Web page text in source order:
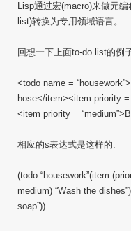
Lisp通过宏(macro)来做元
list)转换为专用领域语言。
回想一下上面to-do list的例
<todo name =
hose</item><item priority
<item priority =
相应的s表达式是这样的:
(todo “housework”(item
medium) “Wash the
soap”))